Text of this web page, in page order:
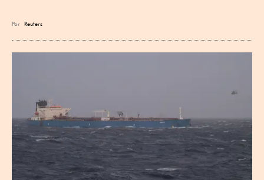
Por Reuters